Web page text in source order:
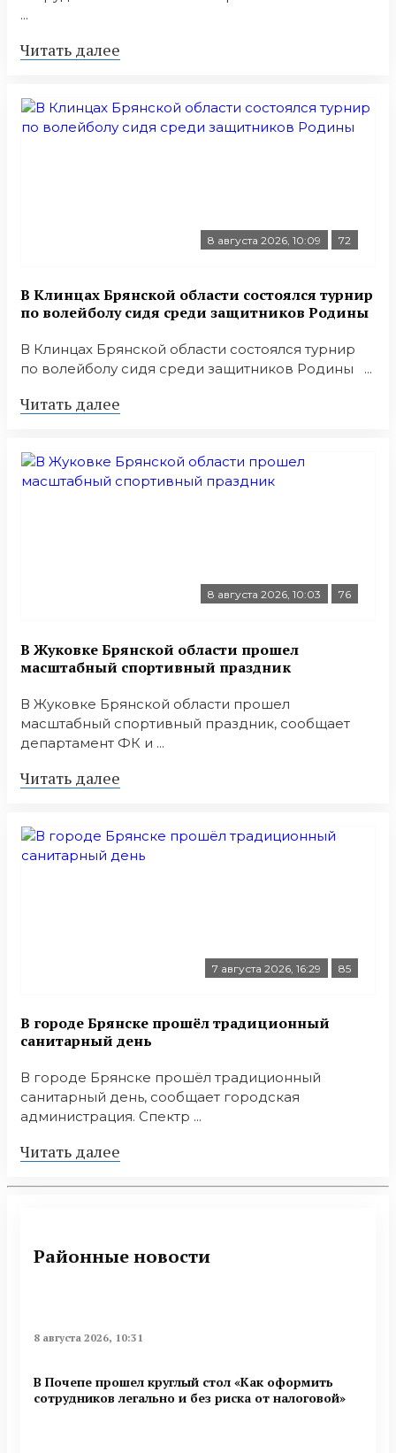
...
Читать далее
8 августа 2026, 10:09 72
В Клинцах Брянской области состоялся турнир
по волейболу сидя среди защитников Родины
В Клинцах Брянской области состоялся турнир
по волейболу сидя среди защитников Родины ...
Читать далее
8 августа 2026, 10:03 76
В Жуковке Брянской области прошел
масштабный спортивный праздник
В Жуковке Брянской области прошел
масштабный спортивный праздник, сообщает
департамент ФК и ...
Читать далее
7 августа 2026, 16:29 85
В городе Брянске прошёл традиционный
санитарный день
В городе Брянске прошёл традиционный
санитарный день, сообщает городская
администрация. Спектр ...
Читать далее
Районные новости
8 августа 2026, 10:31
В Почепе прошел круглый стол «Как оформить
сотрудников легально и без риска от налоговой»